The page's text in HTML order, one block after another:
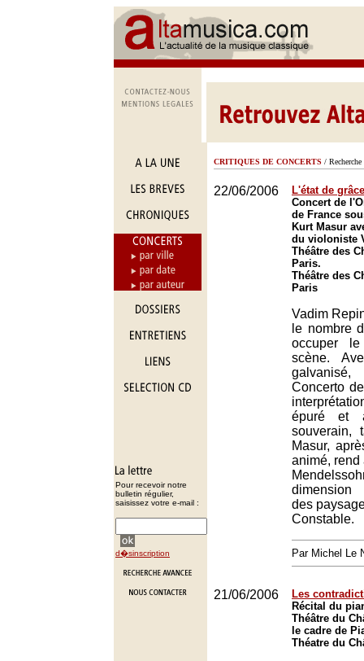
Pour recevoir notre
bulletin régulier,
saisissez votre e-mail :
d�sinscription
CRITIQUES DE CONCERTS / Recherche
22/06/2006
L'état de grâce
Concert de
de France
Kurt Masur
du violoniste
Théâtre des
Paris.
Théâtre des
Paris
Vadim
le nombre
occuper
scène.
Concerto
épuré et
souverain,
Masur,
animé, rend
dimension
des
Constable.
Par Michel Le
21/06/2006
Les
Récital du
Théâtre du
le cadre de
Théatre du